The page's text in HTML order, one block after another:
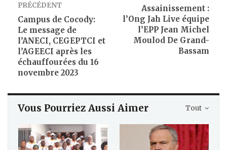
PRÉCÉDENT
Campus de Cocody:
Le message de
l’ANECI, CEGEPTCI et
l’AGEECI après les
échauffourées du 16
novembre 2023
Assainissement :
l’Ong Jah Live équipe
l’EPP Jean Michel
Moulod De Grand-
Bassam
Tout
Vous Pourriez Aussi Aimer